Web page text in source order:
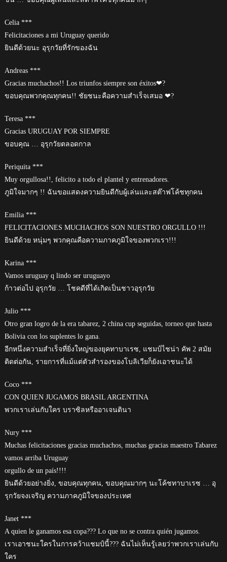
Celia ***
Felicitaciones a mi Uruguay querido
ยินดีด้วยนะ อุรุกวัยที่รักของฉัน
Andreas ***
Gracias muchachos!! Los triunfos siempre son éxitos❤?
ขอบคุณพวกคุณทุกคน!! ชัยชนะคือความสำเร็จเสมอ ❤?
Teresa ***
Gracias URUGUAY POR SIEMPRE
ขอบคุณ … อุรุกวัยตลอดกาล
Periquita ***
Muy orgullosa!!, felicito a todo el plantel y entrenadores.
ภูมิใจมากๆ !! ฉันขอแสดงความยินดีกับผู้เล่นและสต๊าฟโค้ชทุกคน
Emilia ***
FELICITACIONES MUCHACHOS SON NUESTRO ORGULLO !!!
ยินดีด้วย หนุ่มๆ พวกคุณคือความภาคภูมิใจของพวกเรา!!!
Karina ***
Vamos uruguay q lindo ser uruguayo
ก้าวต่อไป อุรุกวัย … โชคดีที่ได้เกิดเป็นชาวอุรุกวัย
Julio ***
Otro gran logro de la era tabarez, 2 china cup seguidas, torneo que hasta
Bolivia con los suplentes lo gana.
อีกหนึ่งความสำเร็จที่ยิ่งใหญ่ของยุคทาบาเรซ, แชมป์ไชน่า คัพ 2 สมัย
ติดต่อกัน, รายการที่แม้แต่ตัวสำรองของโบลิเวียก็ยังเอาชนะได้
Coco ***
CON QUIEN JUGAMOS BRASIL ARGENTINA
พวกเราเล่นกับใคร บราซิลหรืออาเจนตินา
Nury ***
Muchas felicitaciones gracias muchachos, muchas gracias maestro Tabarez
vamos arriba Uruguay
orgullo de un país!!!!
ยินดีด้วยอย่างยิ่ง, ขอบคุณทุกคน, ขอบคุณมากๆ นะโค้ชทาบาเรซ … อุ
รุกวัยจงเจริญ ความภาคภูมิใจของประเทศ
Janet ***
A quien le ganamos esa copa??? Lo que no se contra quién jugamos.
เราเอาชนะใครในการคว้าแชมป์นี้??? ฉันไม่เห็นรู้เลยว่าพวกเราเล่นกับ
ใคร